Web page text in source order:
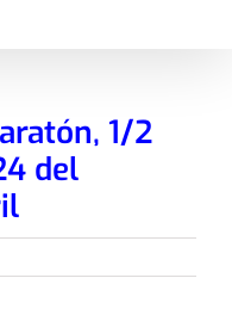
1/2
del